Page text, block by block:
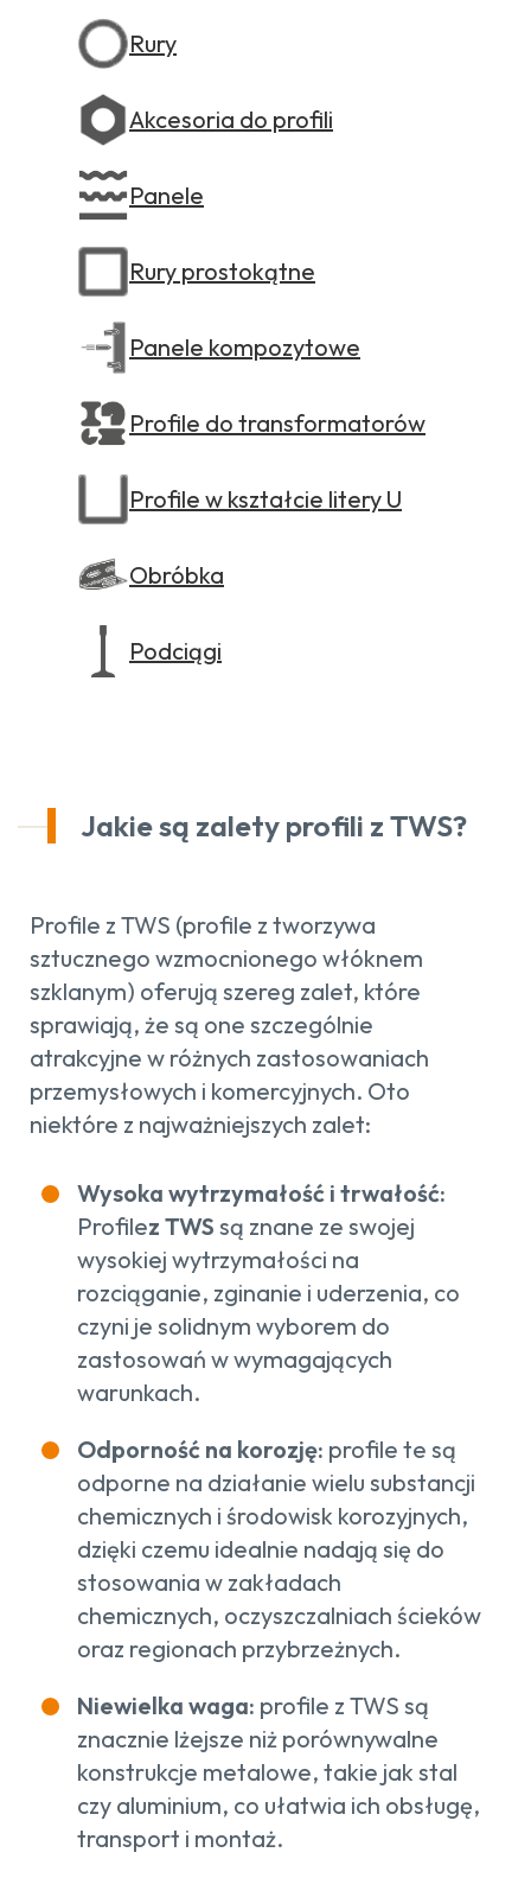
Rury
Akcesoria do profili
Panele
Rury prostokątne
Panele kompozytowe
Profile do transformatorów
Profile w kształcie litery U
Obróbka
Podciągi
Jakie są zalety profili z TWS?
Profile z TWS (profile z tworzywa
sztucznego wzmocnionego włóknem
szklanym) oferują szereg zalet, które
sprawiają, że są one szczególnie
atrakcyjne w różnych zastosowaniach
przemysłowych i komercyjnych. Oto
niektóre z najważniejszych zalet:
Wysoka wytrzymałość i trwałość:
Profilez TWS są znane ze swojej
wysokiej wytrzymałości na
rozciąganie, zginanie i uderzenia, co
czyni je solidnym wyborem do
zastosowań w wymagających
warunkach.
Odporność na korozję: profile te są
odporne na działanie wielu substancji
chemicznych i środowisk korozyjnych,
dzięki czemu idealnie nadają się do
stosowania w zakładach
chemicznych, oczyszczalniach ścieków
oraz regionach przybrzeżnych.
Niewielka waga: profile z TWS są
znacznie lżejsze niż porównywalne
konstrukcje metalowe, takie jak stal
czy aluminium, co ułatwia ich obsługę,
transport i montaż.